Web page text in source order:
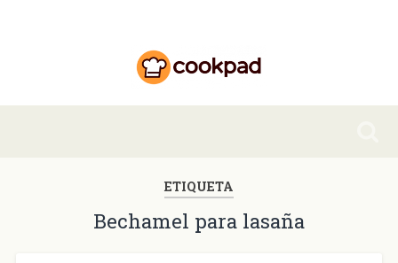
ETIQUETA
Bechamel para lasaña